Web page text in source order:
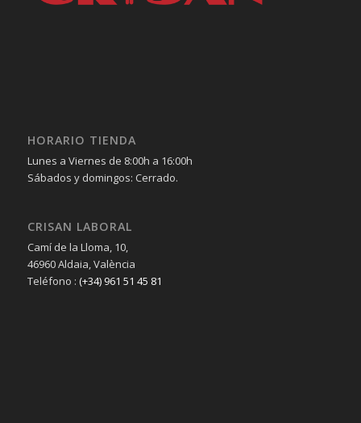
HORARIO TIENDA
Lunes a Viernes de 8:00h a 16:00h
Sábados y domingos: Cerrado.
CRISAN LABORAL
Camí de la Lloma, 10,
46960 Aldaia, València
Teléfono : (+34) 961 51 45 81